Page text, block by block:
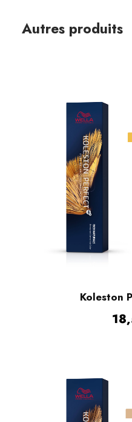
Autres produits
Koleston